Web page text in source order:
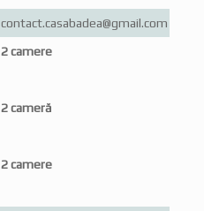
contact.casabadea@gmail.com
2 camere
2 cameră
2 camere